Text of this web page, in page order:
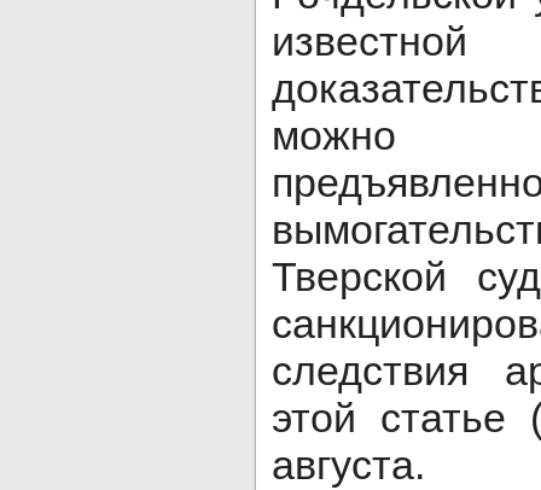
можно
Тверской
следствия
этой
августа.